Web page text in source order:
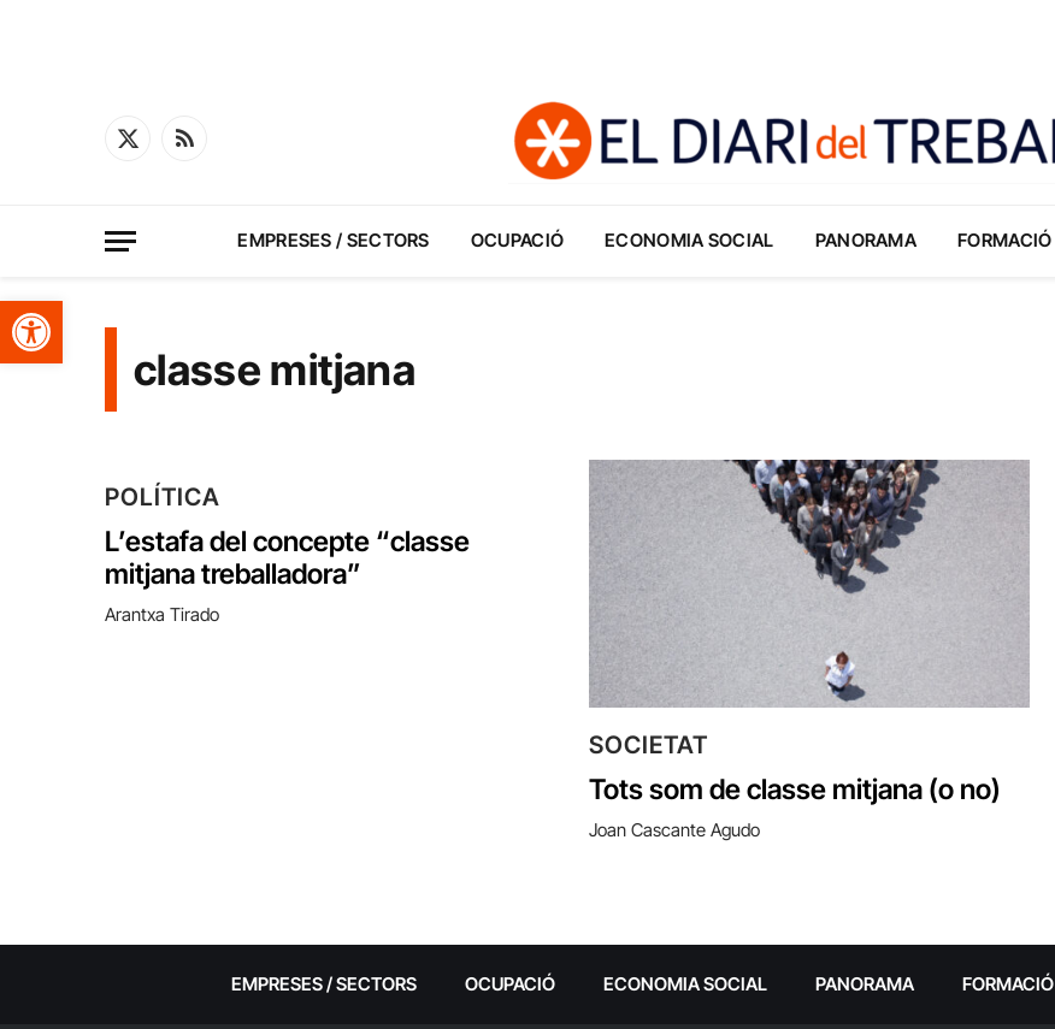
Obre la barra d'eines
X
RSS
EMPRESES / SECTORS OCUPACIÓ ECONOMIA SOCIAL PANORAMA FORMACIÓ
classe mitjana
POLÍTICA
L’estafa del concepte “classe
mitjana treballadora”
Arantxa Tirado
SOCIETAT
Tots som de classe mitjana (o no)
Joan Cascante Agudo
EMPRESES / SECTORS OCUPACIÓ ECONOMIA SOCIAL PANORAMA FORMACIÓ